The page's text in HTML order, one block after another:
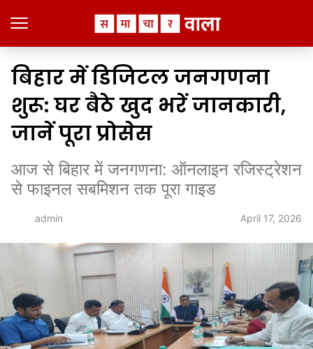
बिहार में डिजिटल जनगणना
शुरू: घर बैठे खुद भरें जानकारी,
जानें पूरा प्रोसेस
आज से बिहार में जनगणना: ऑनलाइन रजिस्ट्रेशन
से फाइनल सबमिशन तक पूरा गाइड
admin April 17, 2026